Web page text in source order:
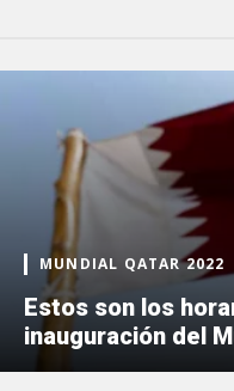
MUNDIAL QATAR 2022
Estos son los
inauguración del